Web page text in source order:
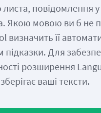
повідомлення у
Якою мовою ви б не
визначить її
підказки. Для
розширення
ваші тексти.